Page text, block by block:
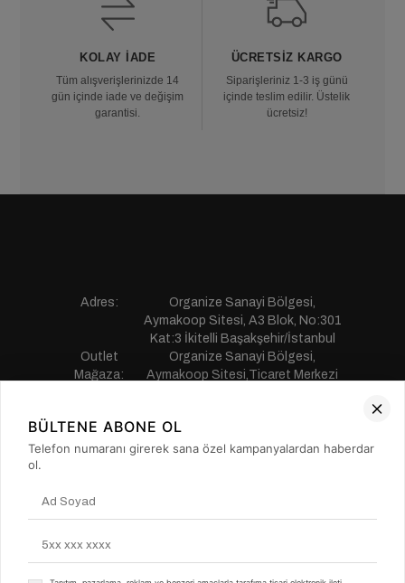
KOLAY İADE
Tüm alışverişlerinizde 14
gün içinde iade ve değişim
garantisi.
ÜCRETSIZ KARGO
Siparişleriniz 1-3 iş günü
içinde teslim edilir. Üstelik
ücretsiz!
Adres:
Organize Sanayi Bölgesi,
Aymakoop Sitesi, A3 Blok, No:301
Kat:3 İkitelli Başakşehir/İstanbul
Outlet
Mağaza:
Organize Sanayi Bölgesi,
Aymakoop Sitesi,Ticaret Merkezi
Telefon:
0850 441 55 77
E-mail:
musterihizmetleri@saillakers.com.tr
MÜŞTERİ HİZMETLERİ
BÜLTENE ABONE OL
Telefon numaranı girerek sana özel kampanyalardan haberdar
ol.